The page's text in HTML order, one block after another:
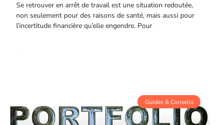
Se retrouver en arrêt de travail est une situation redoutée,
non seulement pour des raisons de santé, mais aussi pour
l’incertitude financière qu’elle engendre. Pour
Guides & Conseils